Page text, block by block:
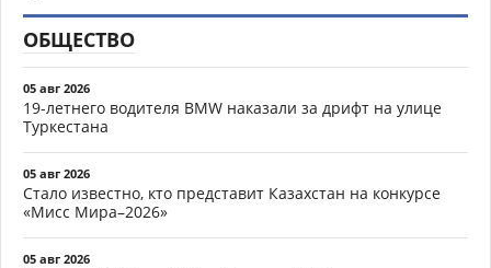
ОБЩЕСТВО
05 авг 2026
19-летнего водителя BMW наказали за дрифт на улице
Туркестана
05 авг 2026
Стало известно, кто представит Казахстан на конкурсе
«Мисс Мира–2026»
05 авг 2026